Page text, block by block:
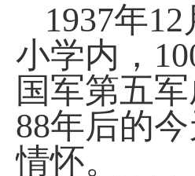
1937年12
小学内，
国军第五
88年后的
情怀。